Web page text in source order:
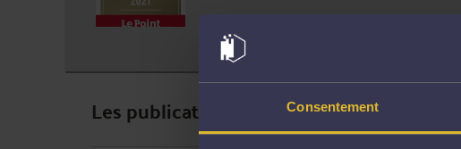
Consentement
Les publications de Maître Olivier